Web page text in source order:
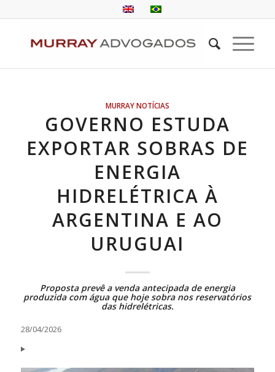
MURRAY NOTÍCIAS
GOVERNO ESTUDA
EXPORTAR SOBRAS DE
ENERGIA
HIDRELÉTRICA À
ARGENTINA E AO
URUGUAI
Proposta prevê a venda antecipada de energia
produzida com água que hoje sobra nos reservatórios
das hidrelétricas.
28/04/2026